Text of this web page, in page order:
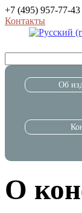
+7 (495) 957-77-43
Контакты
Об
О